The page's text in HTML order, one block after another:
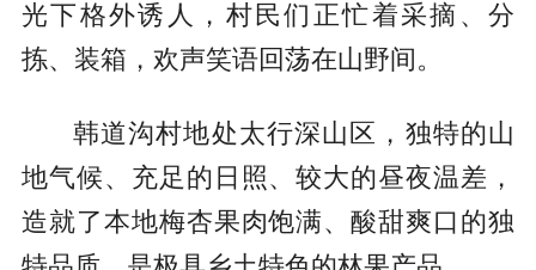
光下格外诱人，村民们正忙着采摘、分
拣、装箱，欢声笑语回荡在山野间。
韩道沟村地处太行深山区，独特的山
地气候、充足的日照、较大的昼夜温差，
造就了本地梅杏果肉饱满、酸甜爽口的独